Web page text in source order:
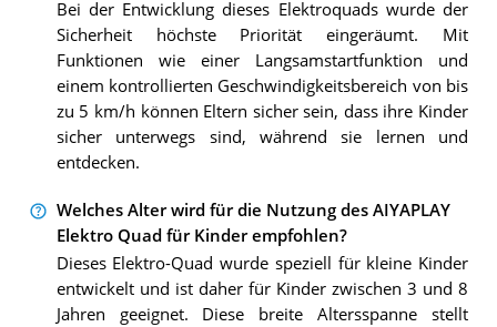
Bei der Entwicklung dieses Elektroquads wurde der
Sicherheit höchste Priorität eingeräumt. Mit
Funktionen wie einer Langsamstartfunktion und
einem kontrollierten Geschwindigkeitsbereich von bis
zu 5 km/h können Eltern sicher sein, dass ihre Kinder
sicher unterwegs sind, während sie lernen und
entdecken.
Welches Alter wird für die Nutzung des AIYAPLAY
Elektro Quad für Kinder empfohlen?
Dieses Elektro-Quad wurde speziell für kleine Kinder
entwickelt und ist daher für Kinder zwischen 3 und 8
Jahren geeignet. Diese breite Altersspanne stellt